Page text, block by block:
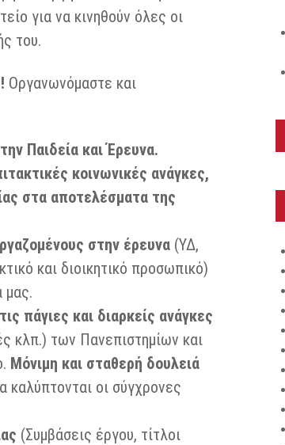
για να κινηθούν όλες οι
του.
Οργανωνόμαστε και
Παιδεία και Έρευνα.
κοινωνικές ανάγκες,
στα αποτελέσματα της
στην έρευνα(ΥΔ,
και διοικητικό προσωπικό)
μας.
πάγιες και διαρκείς ανάγκες
κλπ.) των Πανεπιστημίων και
Μόνιμη και σταθερή δουλειά
καλύπτονται οι σύγχρονες
(Συμβάσεις έργου, τίτλοι